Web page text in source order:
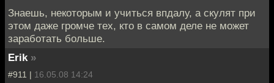
Знаешь, некоторым и учиться впдалу, а скулят при
этом даже громче тех, кто в самом деле не может
заработать больше.
Erik »
#911 | 16.05.08 14:24